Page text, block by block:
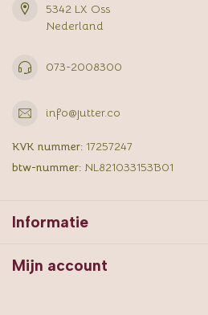
5342 LX Oss
Nederland
073-2008300
info@jutter.co
KVK nummer: 17257247
btw-nummer: NL821033153B01
Informatie
Mijn account